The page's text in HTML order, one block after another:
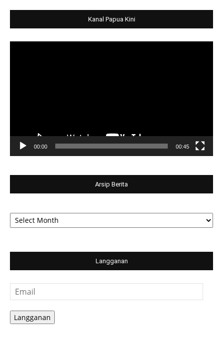
Kanal Papua Kini
00:00 00:45
Arsip Berita
Arsip
Berita
Langganan
Email
Langganan